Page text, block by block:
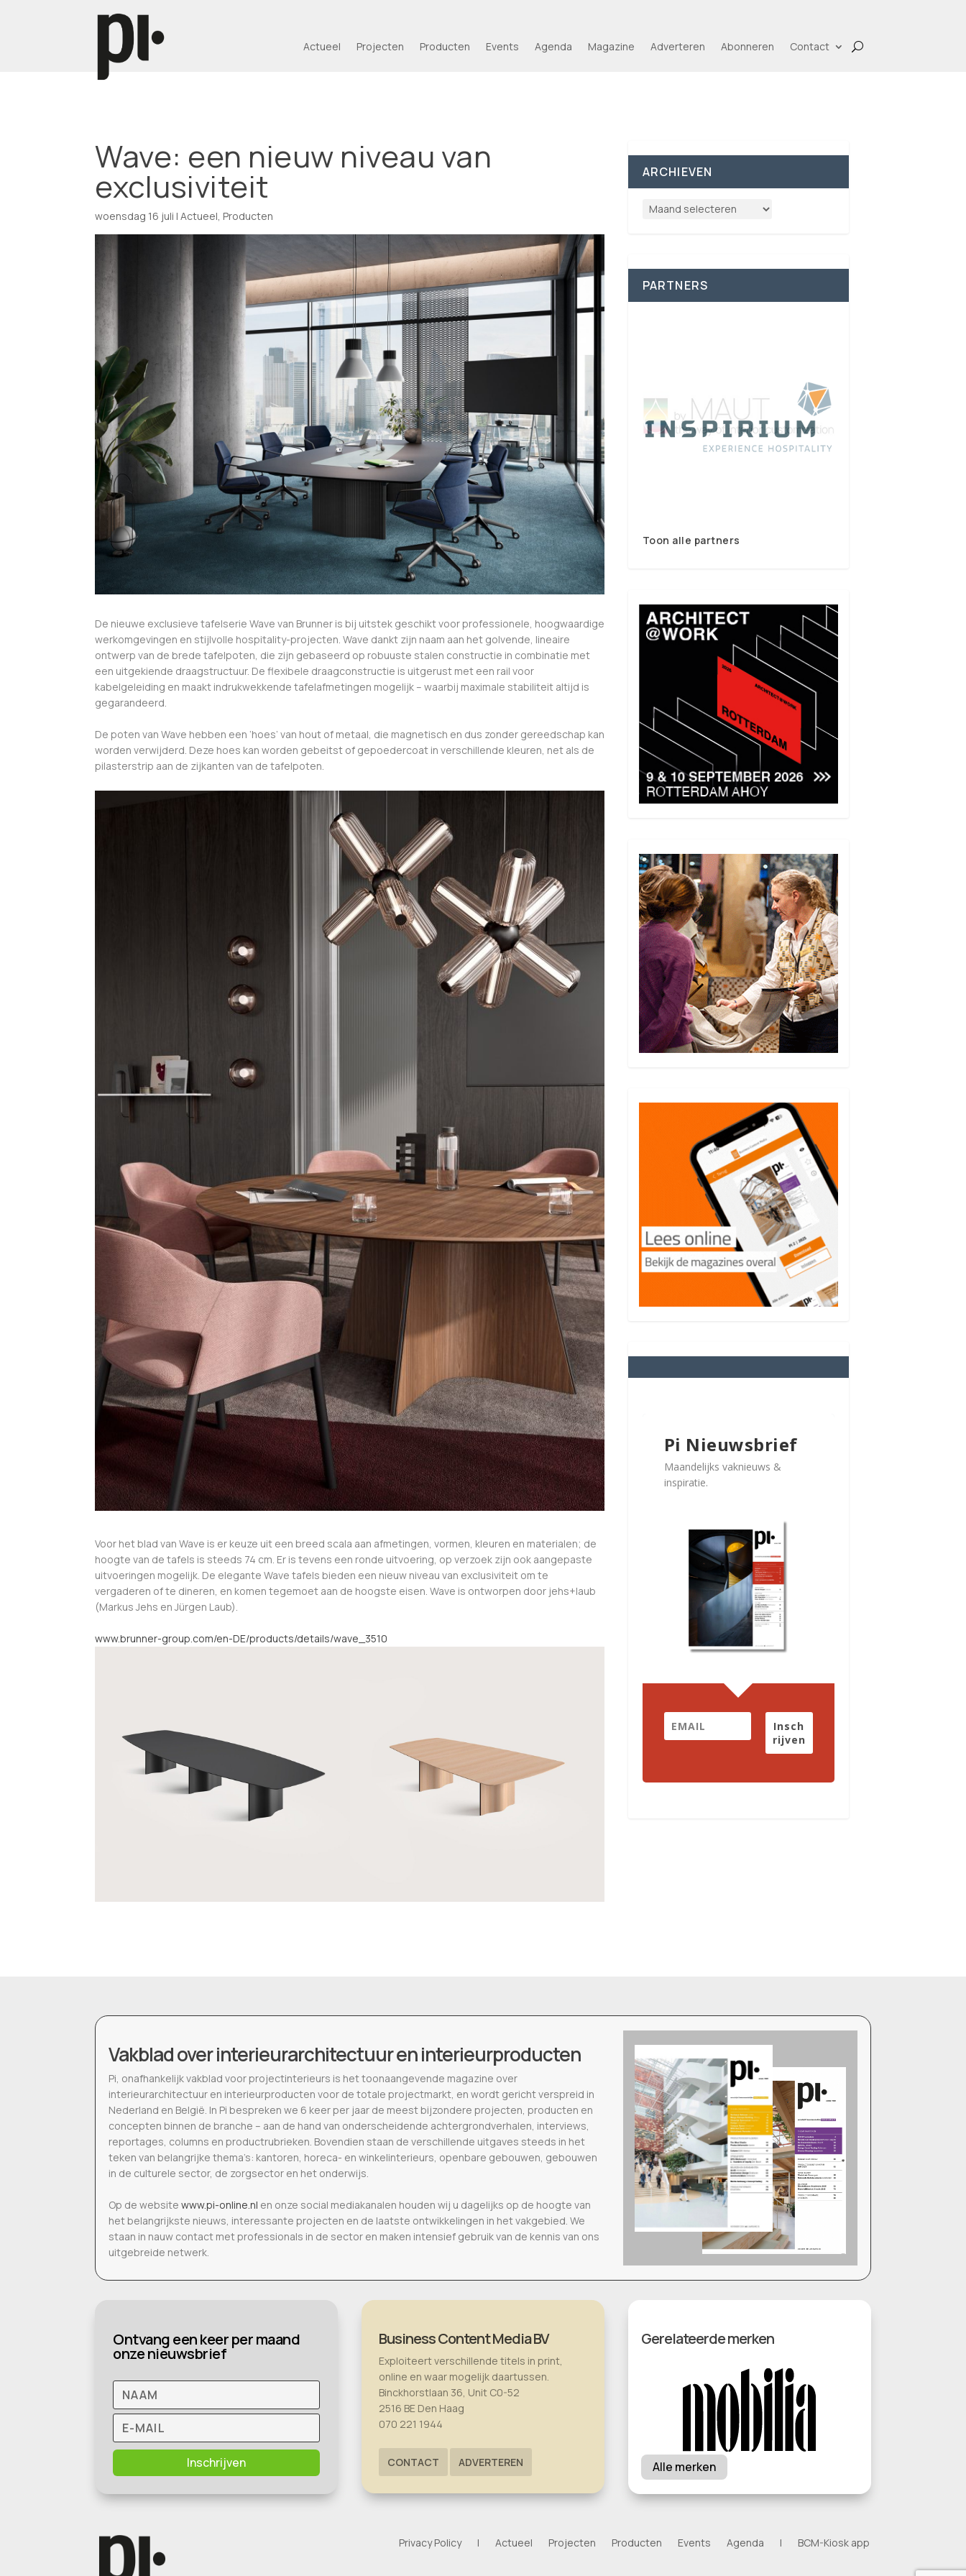
Actueel Projecten Producten Events Agenda Magazine Adverteren Abonneren Contact
Wave: een nieuw niveau van
exclusiviteit
woensdag 16 juli | Actueel Producten
De nieuwe exclusieve tafelserie Wave van Brunner is bij uitstek geschikt voor professionele, hoogwaardige
werkomgevingen en stijlvolle hospitality-projecten. Wave dankt zijn naam aan het golvende, lineaire
ontwerp van de brede tafelpoten, die zijn gebaseerd op robuuste stalen constructie in combinatie met
een uitgekiende draagstructuur. De flexibele draagconstructie is uitgerust met een rail voor
kabelgeleiding en maakt indrukwekkende tafelafmetingen mogelijk – waarbij maximale stabiliteit altijd is
gegarandeerd.
De poten van Wave hebben een ‘hoes’ van hout of metaal, die magnetisch en dus zonder gereedschap kan
worden verwijderd. Deze hoes kan worden gebeitst of gepoedercoat in verschillende kleuren, net als de
pilasterstrip aan de zijkanten van de tafelpoten.
Voor het blad van Wave is er keuze uit een breed scala aan afmetingen, vormen, kleuren en materialen; de
hoogte van de tafels is steeds 74 cm. Er is tevens een ronde uitvoering, op verzoek zijn ook aangepaste
uitvoeringen mogelijk. De elegante Wave tafels bieden een nieuw niveau van exclusiviteit om te
vergaderen of te dineren, en komen tegemoet aan de hoogste eisen. Wave is ontworpen door jehs+laub
(Markus Jehs en Jürgen Laub).
www.brunner-group.com/en-DE/products/details/wave_3510
ARCHIEVEN
PARTNERS
Toon alle partners
Pi Nieuwsbrief
Maandelijks vaknieuws &
inspiratie.
Insch
rijven
Vakblad over interieurarchitectuur en interieurproducten
Pi, onafhankelijk vakblad voor projectinterieurs is het toonaangevende magazine over
interieurarchitectuur en interieurproducten voor de totale projectmarkt, en wordt gericht verspreid in
Nederland en België. In Pi bespreken we 6 keer per jaar de meest bijzondere projecten, producten en
concepten binnen de branche – aan de hand van onderscheidende achtergrondverhalen, interviews,
reportages, columns en productrubrieken. Bovendien staan de verschillende uitgaves steeds in het
teken van belangrijke thema’s: kantoren, horeca- en winkelinterieurs, openbare gebouwen, gebouwen
in de culturele sector, de zorgsector en het onderwijs.
Op de website www.pi-online.nl en onze social mediakanalen houden wij u dagelijks op de hoogte van
het belangrijkste nieuws, interessante projecten en de laatste ontwikkelingen in het vakgebied. We
staan in nauw contact met professionals in de sector en maken intensief gebruik van de kennis van ons
uitgebreide netwerk.
Ontvang een keer per maand
onze nieuwsbrief
Inschrijven
Business Content Media BV
Exploiteert verschillende titels in print,
online en waar mogelijk daartussen.
Binckhorstlaan 36, Unit C0-52
2516 BE Den Haag
070 221 1944
CONTACT ADVERTEREN
Gerelateerde merken
Alle merken
Privacy Policy | Actueel Projecten Producten Events Agenda | BCM-Kiosk app